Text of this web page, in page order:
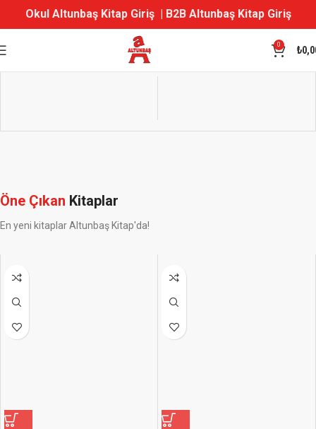
Okul Altunbaş Kitap Giriş| B2B Altunbaş Kitap Giriş
0 ₺
Öne Çıkan Kitaplar
En yeni kitaplar Altunbaş Kitap'da!